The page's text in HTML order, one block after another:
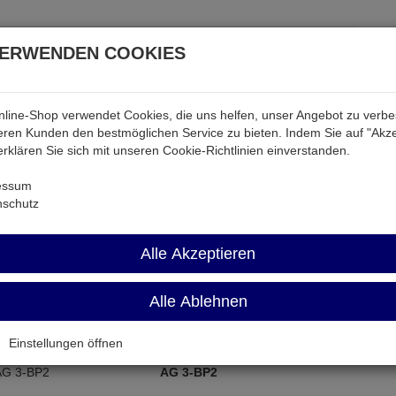
& Akkus Audio & Video Strom Tab &
Name aufsteigend
AG 3-BP2
COOKIES
Shop verwendet Cookies, die uns helfen, unser Angebot zu
Kunden den bestmöglichen Service zu bieten. Indem Sie auf
Sie sich mit unseren Cookie-Richtlinien einverstanden.
Alle Akzeptieren
Alle Ablehnen
Einstellungen öffnen